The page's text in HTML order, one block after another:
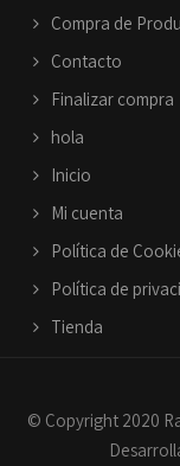
Compra de
Contacto
Finalizar compra
hola
Inicio
Mi cuenta
Política de
Política de
Tienda
© Copyright 2020